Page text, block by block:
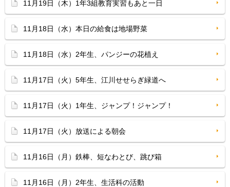
11月19日（木）1年3組教育実習もあと一日
11月18日（水）本日の給食は地場野菜
11月18日（水）2年生、パンジーの花植え
11月17日（火）5年生、江川せせらぎ緑道へ
11月17日（火）1年生、ジャンプ！ジャンプ！
11月17日（火）放送による朝会
11月16日（月）鉄棒、短なわとび、跳び箱
11月16日（月）2年生、生活科の活動